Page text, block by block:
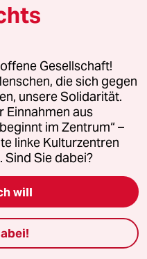
Wille der
als Legitimation
ohne Abzeichen
ja wohl keine
schlicht und
gestützte
nur das
demokratischen
Gesellschaft!
die sich gegen
unsere Solidarität.
Einnahmen aus
im Zentrum“ –
linke Kulturzentren
Sie dabei?
will